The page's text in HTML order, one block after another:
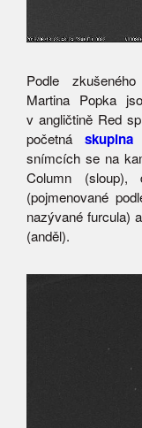
Podle
Martina Popka
v angličtině Red
početná skupina
snímcích se na
Column (sloup),
(pojmenované
nazývané furcula)
(anděl).